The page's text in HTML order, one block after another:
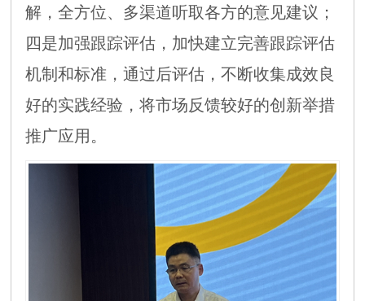
解，全方位、多渠道听取各方的意见建议；
四是加强跟踪评估，加快建立完善跟踪评估
机制和标准，通过后评估，不断收集成效良
好的实践经验，将市场反馈较好的创新举措
推广应用。